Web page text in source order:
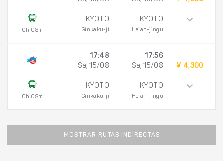
0h 08m
KYOTO
Ginkaku-ji
KYOTO
Heian-jingu
0h 08m
17:48
Sa, 15/08
KYOTO
Ginkaku-ji
17:56
Sa, 15/08
KYOTO
Heian-jingu
¥ 4,300
MOSTRAR RUTAS INDIRECTAS